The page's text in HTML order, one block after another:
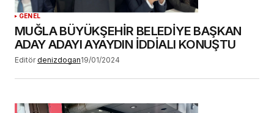
GENEL
MUĞLA BÜYÜKŞEHİR BELEDİYE BAŞKAN
ADAY ADAYI AYAYDIN İDDİALI KONUŞTU
Editör denizdogan19/01/2024